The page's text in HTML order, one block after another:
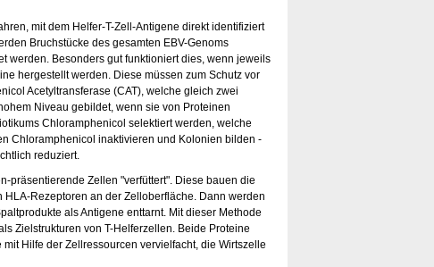
mit dem Helfer-T-Zell-Antigene direkt identifiziert
Bruchstücke des gesamten EBV-Genoms
werden. Besonders gut funktioniert dies, wenn jeweils
hergestellt werden. Diese müssen zum Schutz vor
Acetyltransferase (CAT), welche gleich zwei
Niveau gebildet, wenn sie von Proteinen
Chloramphenicol selektiert werden, welche
Chloramphenicol inaktivieren und Kolonien bilden -
reduziert.
präsentierende Zellen "verfüttert". Diese bauen die
Rezeptoren an der Zelloberfläche. Dann werden
als Antigene enttarnt. Mit dieser Methode
Zielstrukturen von T-Helferzellen. Beide Proteine
Hilfe der Zellressourcen vervielfacht, die Wirtszelle